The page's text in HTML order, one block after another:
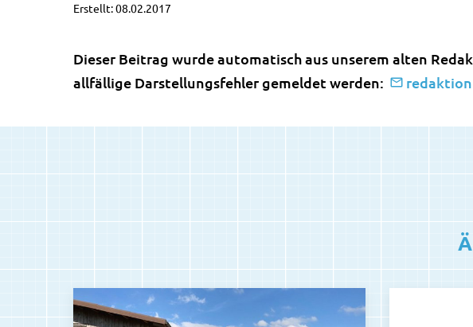
Erstellt: 08.02.2017
Dieser Beitrag wurde automatisch aus unserem alten
allfällige Darstellungsfehler gemeldet werden: